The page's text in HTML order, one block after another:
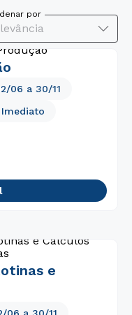
06 a 30/11
e
MAIS BUSCADOS
enfermagem